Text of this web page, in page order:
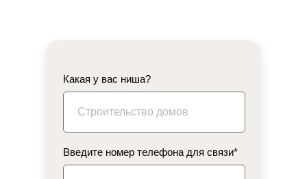
Какая у вас ниша?
Введите номер телефона для связи*